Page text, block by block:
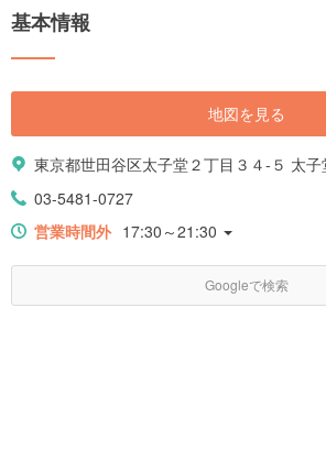
基本情報
地図を見る
東京都世田谷区太子堂２丁目３４-５ 太子
03-5481-0727
営業時間外 17:30～21:30
Googleで検索